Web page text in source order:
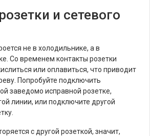
и сетевого
не в холодильнике, а в
Со временем контакты розетки
или оплавиться, что приводит
Попробуйте подключить
заведомо исправной розетке,
линии, или подключите другой
с другой розеткой, значит,